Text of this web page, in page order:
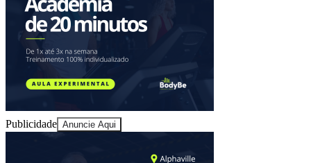
Publicidade Anuncie Aqui